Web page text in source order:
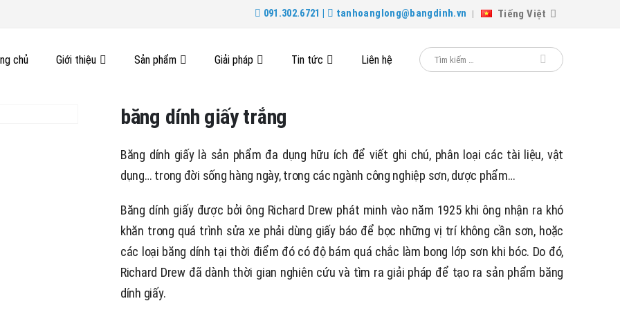
091.302.6721 | tanhoanglong@bangdinh.vn Tiếng Việt
chủ Giới thiệu Sản phẩm Giải pháp Tin tức Liên hệ
băng dính giấy trắng
Băng dính giấy là sản phẩm đa dụng hữu ích để viết ghi chú, phân loại các tài liệu, vật
dụng… trong đời sống hàng ngày, trong các ngành công nghiệp sơn, dược phẩm…
Băng dính giấy được bởi ông Richard Drew phát minh vào năm 1925 khi ông nhận ra khó
khăn trong quá trình sửa xe phải dùng giấy báo để bọc những vị trí không cần sơn, hoặc
các loại băng dính tại thời điểm đó có độ bám quá chắc làm bong lớp sơn khi bóc. Do đó,
Richard Drew đã dành thời gian nghiên cứu và tìm ra giải pháp để tạo ra sản phẩm băng
dính giấy.